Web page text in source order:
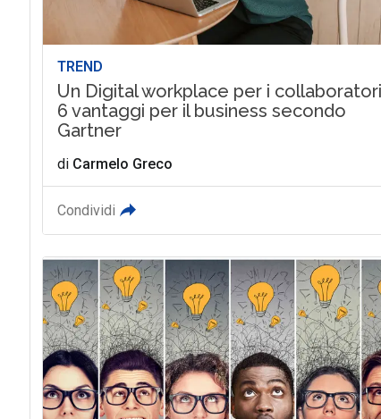
TREND
Un Digital workplace per i
6 vantaggi per il business secondo
Gartner
di Carmelo Greco
Condividi